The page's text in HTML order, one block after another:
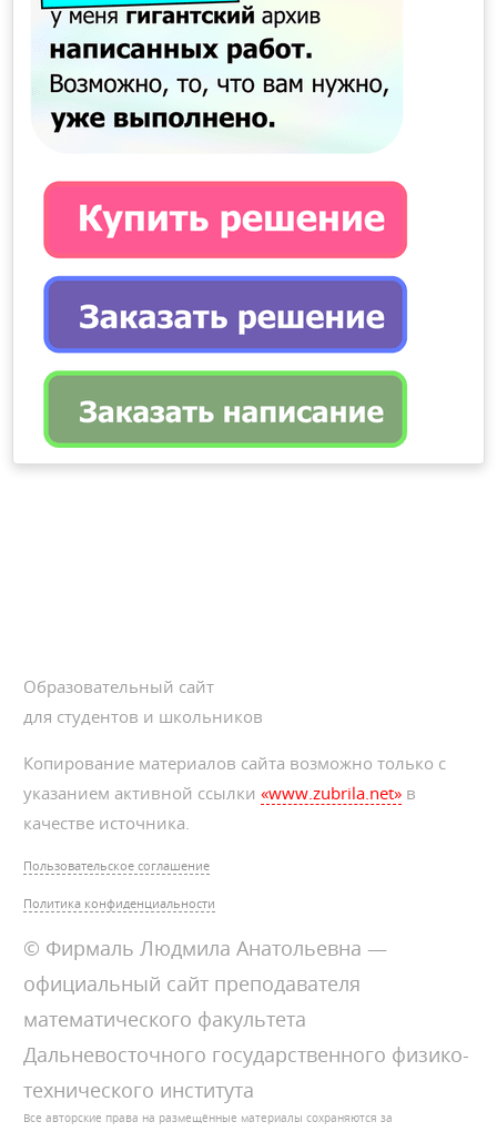
Образовательный сайт
для студентов и школьников
Копирование материалов сайта возможно только с
указанием активной ссылки«www.zubrila.net» в
качестве источника.
Пользовательское соглашение
Политика конфиденциальности
© Фирмаль Людмила Анатольевна —
официальный сайт преподавателя
математического факультета
Дальневосточного государственного физико-
технического института
Все авторские права на размещённые материалы сохраняются за